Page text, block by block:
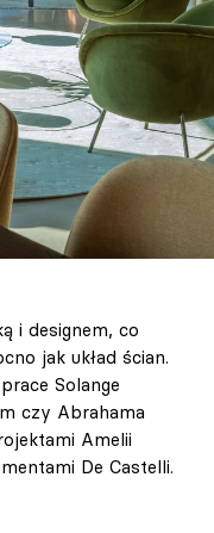
i designem, co
jak układ ścian.
Solange
czy Abrahama
Amelii
De Castelli.